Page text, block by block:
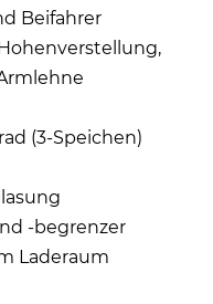
Beifahrer
(3-Speichen)
-begrenzer
Laderaum